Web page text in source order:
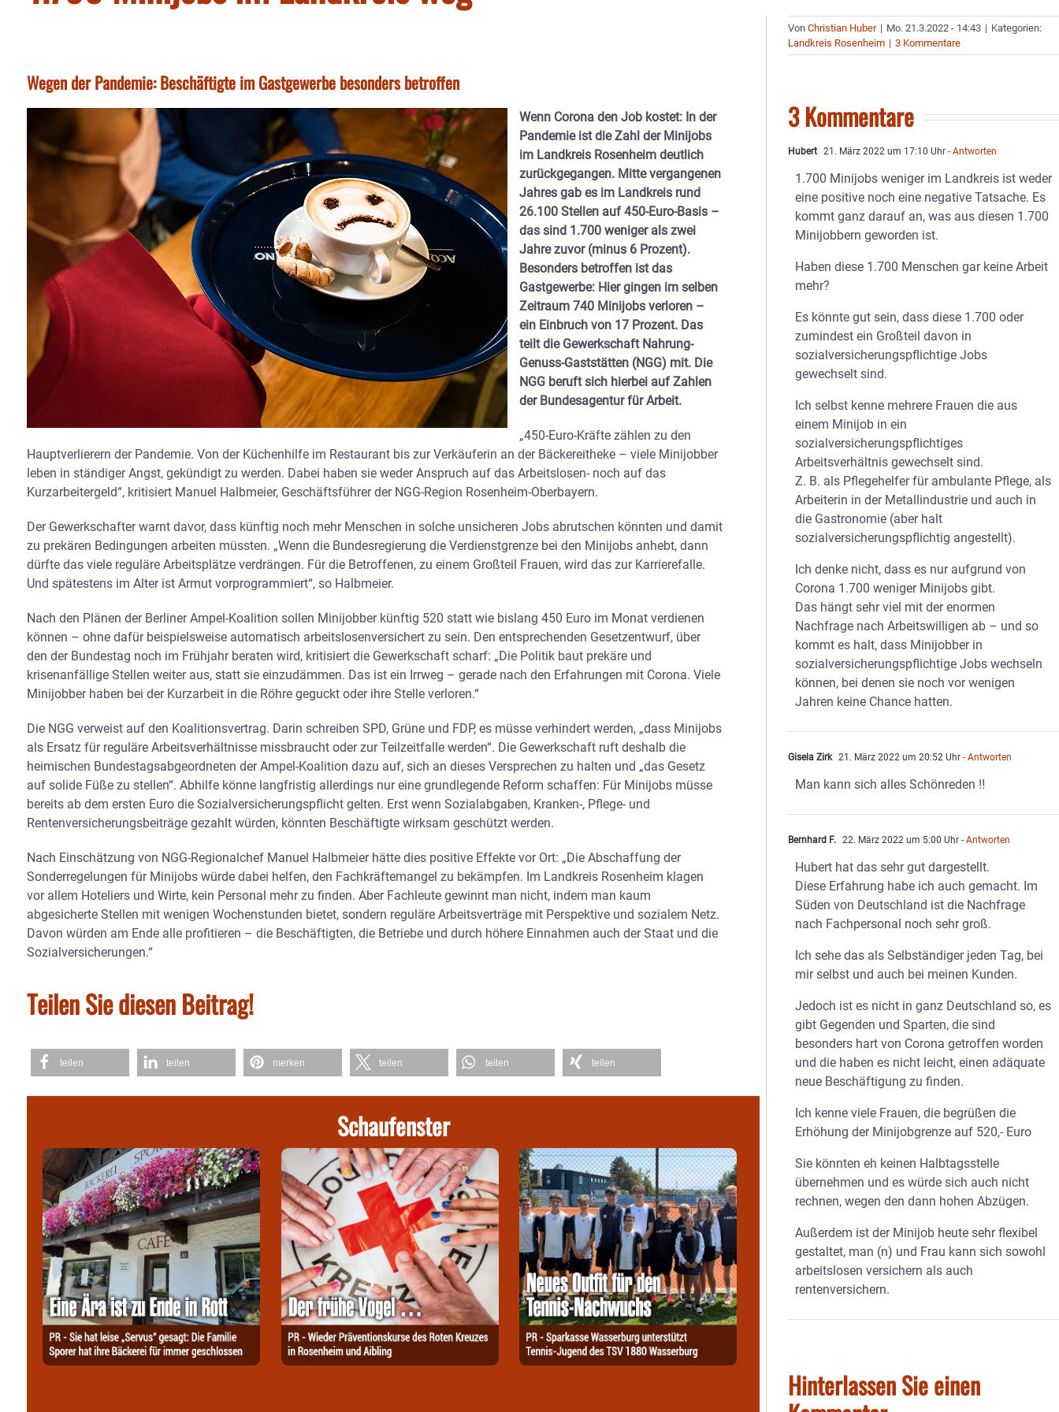
Wegen der Pandemie: Beschäftigte im Gastgewerbe besonders betroffen
Wenn Corona den Job kostet: In der
Pandemie ist die Zahl der Minijobs
im Landkreis Rosenheim deutlich
zurückgegangen. Mitte vergangenen
Jahres gab es im Landkreis rund
26.100 Stellen auf 450-Euro-Basis –
das sind 1.700 weniger als zwei
Jahre zuvor (minus 6 Prozent).
Besonders betroffen ist das
Gastgewerbe: Hier gingen im selben
Zeitraum 740 Minijobs verloren –
ein Einbruch von 17 Prozent. Das
teilt die Gewerkschaft Nahrung-
Genuss-Gaststätten (NGG) mit. Die
NGG beruft sich hierbei auf Zahlen
der Bundesagentur für Arbeit.
„450-Euro-Kräfte zählen zu den
Hauptverlierern der Pandemie. Von der Küchenhilfe im Restaurant bis zur Verkäuferin an der Bäckereitheke – viele Minijobber
leben in ständiger Angst, gekündigt zu werden. Dabei haben sie weder Anspruch auf das Arbeitslosen- noch auf das
Kurzarbeitergeld“, kritisiert Manuel Halbmeier, Geschäftsführer der NGG-Region Rosenheim-Oberbayern.
Der Gewerkschafter warnt davor, dass künftig noch mehr Menschen in solche unsicheren Jobs abrutschen könnten und damit
zu prekären Bedingungen arbeiten müssten. „Wenn die Bundesregierung die Verdienstgrenze bei den Minijobs anhebt, dann
dürfte das viele reguläre Arbeitsplätze verdrängen. Für die Betroffenen, zu einem Großteil Frauen, wird das zur Karrierefalle.
Und spätestens im Alter ist Armut vorprogrammiert“, so Halbmeier.
Nach den Plänen der Berliner Ampel-Koalition sollen Minijobber künftig 520 statt wie bislang 450 Euro im Monat verdienen
können – ohne dafür beispielsweise automatisch arbeitslosenversichert zu sein. Den entsprechenden Gesetzentwurf, über
den der Bundestag noch im Frühjahr beraten wird, kritisiert die Gewerkschaft scharf: „Die Politik baut prekäre und
krisenanfällige Stellen weiter aus, statt sie einzudämmen. Das ist ein Irrweg – gerade nach den Erfahrungen mit Corona. Viele
Minijobber haben bei der Kurzarbeit in die Röhre geguckt oder ihre Stelle verloren.“
Die NGG verweist auf den Koalitionsvertrag. Darin schreiben SPD, Grüne und FDP, es müsse verhindert werden, „dass Minijobs
als Ersatz für reguläre Arbeitsverhältnisse missbraucht oder zur Teilzeitfalle werden“. Die Gewerkschaft ruft deshalb die
heimischen Bundestagsabgeordneten der Ampel-Koalition dazu auf, sich an dieses Versprechen zu halten und „das Gesetz
auf solide Füße zu stellen“. Abhilfe könne langfristig allerdings nur eine grundlegende Reform schaffen: Für Minijobs müsse
bereits ab dem ersten Euro die Sozialversicherungspflicht gelten. Erst wenn Sozialabgaben, Kranken-, Pflege- und
Rentenversicherungsbeiträge gezahlt würden, könnten Beschäftigte wirksam geschützt werden.
Nach Einschätzung von NGG-Regionalchef Manuel Halbmeier hätte dies positive Effekte vor Ort: „Die Abschaffung der
Sonderregelungen für Minijobs würde dabei helfen, den Fachkräftemangel zu bekämpfen. Im Landkreis Rosenheim klagen
vor allem Hoteliers und Wirte, kein Personal mehr zu finden. Aber Fachleute gewinnt man nicht, indem man kaum
abgesicherte Stellen mit wenigen Wochenstunden bietet, sondern reguläre Arbeitsverträge mit Perspektive und sozialem Netz.
Davon würden am Ende alle profitieren – die Beschäftigten, die Betriebe und durch höhere Einnahmen auch der Staat und die
Sozialversicherungen.“
Teilen Sie diesen Beitrag!
teilen teilen merken teilen teilen teilen
Schaufenster
VonChristian Huber | Mo. 21.3.2022 - 14:43 | Kategorien:
Landkreis Rosenheim | 3 Kommentare
3 Kommentare
Hubert 21. März 2022 um 17:10 Uhr - Antworten
1.700 Minijobs weniger im Landkreis ist weder
eine positive noch eine negative Tatsache. Es
kommt ganz darauf an, was aus diesen 1.700
Minijobbern geworden ist.
Haben diese 1.700 Menschen gar keine Arbeit
mehr?
Es könnte gut sein, dass diese 1.700 oder
zumindest ein Großteil davon in
sozialversicherungspflichtige Jobs
gewechselt sind.
Ich selbst kenne mehrere Frauen die aus
einem Minijob in ein
sozialversicherungspflichtiges
Arbeitsverhältnis gewechselt sind.
Z. B. als Pflegehelfer für ambulante Pflege, als
Arbeiterin in der Metallindustrie und auch in
die Gastronomie (aber halt
sozialversicherungspflichtig angestellt).
Ich denke nicht, dass es nur aufgrund von
Corona 1.700 weniger Minijobs gibt.
Das hängt sehr viel mit der enormen
Nachfrage nach Arbeitswilligen ab – und so
kommt es halt, dass Minijobber in
sozialversicherungspflichtige Jobs wechseln
können, bei denen sie noch vor wenigen
Jahren keine Chance hatten.
Gisela Zirk 21. März 2022 um 20:52 Uhr - Antworten
Man kann sich alles Schönreden ‼️
Bernhard F. 22. März 2022 um 5:00 Uhr - Antworten
Hubert hat das sehr gut dargestellt.
Diese Erfahrung habe ich auch gemacht. Im
Süden von Deutschland ist die Nachfrage
nach Fachpersonal noch sehr groß.
Ich sehe das als Selbständiger jeden Tag, bei
mir selbst und auch bei meinen Kunden.
Jedoch ist es nicht in ganz Deutschland so, es
gibt Gegenden und Sparten, die sind
besonders hart von Corona getroffen worden
und die haben es nicht leicht, einen adäquate
neue Beschäftigung zu finden.
Ich kenne viele Frauen, die begrüßen die
Erhöhung der Minijobgrenze auf 520,- Euro
Sie könnten eh keinen Halbtagsstelle
übernehmen und es würde sich auch nicht
rechnen, wegen den dann hohen Abzügen.
Außerdem ist der Minijob heute sehr flexibel
gestaltet, man (n) und Frau kann sich sowohl
arbeitslosen versichern als auch
rentenversichern.
Hinterlassen Sie einen